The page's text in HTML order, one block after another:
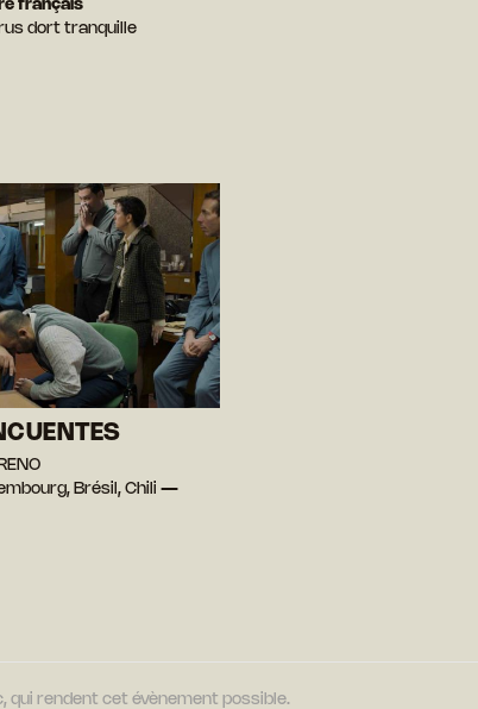
français
dort tranquille
Brésil, Chili —
qui rendent cet évènement possible.